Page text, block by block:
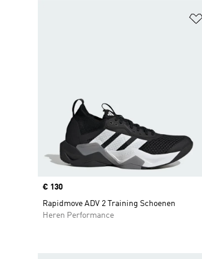
Price
€ 130
Rapidmove ADV 2 Training Schoenen
Heren Performance